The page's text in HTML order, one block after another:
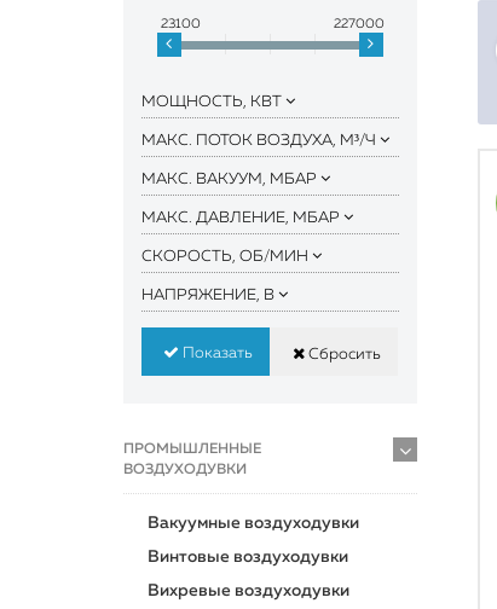
23100 227000
МОЩНОСТЬ, КВТ
МАКС. ПОТОК ВОЗДУХА, М³/Ч
МАКС. ВАКУУМ, МБАР
МАКС. ДАВЛЕНИЕ, МБАР
СКОРОСТЬ, ОБ/МИН
НАПРЯЖЕНИЕ, В
Показать Сбросить
ПРОМЫШЛЕННЫЕ
ВОЗДУХОДУВКИ
Вакуумные воздуходувки
Винтовые воздуходувки
Вихревые воздуходувки